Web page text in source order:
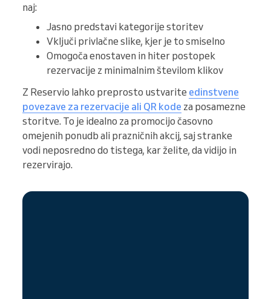
naj:
Jasno predstavi kategorije storitev
Vključi privlačne slike, kjer je to smiselno
Omogoča enostaven in hiter postopek
rezervacije z minimalnim številom klikov
Z Reservio lahko preprosto ustvarite edinstvene
povezave za rezervacije ali QR kode za posamezne
storitve. To je idealno za promocijo časovno
omejenih ponudb ali prazničnih akcij, saj stranke
vodi neposredno do tistega, kar želite, da vidijo in
rezervirajo.